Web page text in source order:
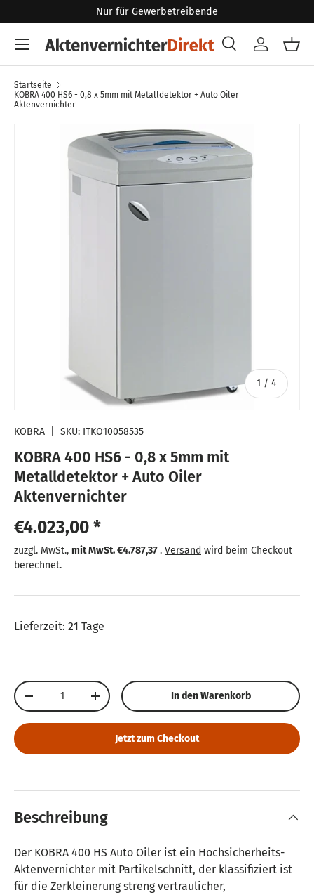
Direkt zum Inhalt
Nur für Gewerbetreibende
Suchen
Art
SucheKonto
Menü
Startseite
KOBRA 400 HS6 - 0,8 x 5mm mit Metalldetektor + Auto Oiler
Aktenvernichter
Zu Produktinformationen springen
1 / von
4
KOBRA SKU: ITKO10058535
KOBRA 400 HS6 - 0,8 x 5mm mit
Metalldetektor + Auto Oiler
Aktenvernichter
Normaler Preis
€4.023,00 *
zuzgl. MwSt., Normaler Preis
mit MwSt.€4.787,37. Versand wird beim Checkout
berechnet.
Lieferzeit: 21 Tage
Anzahl
Menge verringernMenge erhöhen In den Warenkorb
Jetzt zum Checkout
Beschreibung
Der KOBRA 400 HS Auto Oiler ist ein Hochsicherheits-
Aktenvernichter mit Partikelschnitt, der klassifiziert ist
für die Zerkleinerung streng vertraulicher,